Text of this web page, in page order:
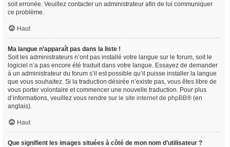
soit erronée. Veuillez contacter un administrateur afin de lui communiquer
ce problème.
Haut
Ma langue n’apparaît pas dans la liste !
Soit les administrateurs n’ont pas installé votre langue sur le forum, soit le
logiciel n’a pas encore été traduit dans votre langue. Essayez de demander
à un administrateur du forum s’il est possible qu’il puisse installer la langue
que vous souhaitez. Si la traduction désirée n’existe pas, vous êtes libre de
vous porter volontaire et commencer une nouvelle traduction. Pour plus
d’informations, veuillez vous rendre sur le site internet de phpBB® (en
anglais).
Haut
Que signifient les images situées à côté de mon nom d’utilisateur ?